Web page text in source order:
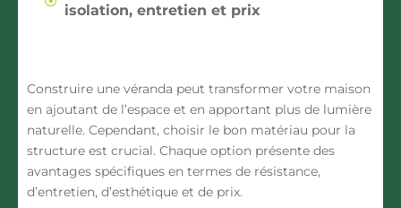
isolation, entretien et prix
Construire une véranda peut transformer votre maison
en ajoutant de l’espace et en apportant plus de lumière
naturelle. Cependant, choisir le bon matériau pour la
structure est crucial. Chaque option présente des
avantages spécifiques en termes de résistance,
d’entretien, d’esthétique et de prix.